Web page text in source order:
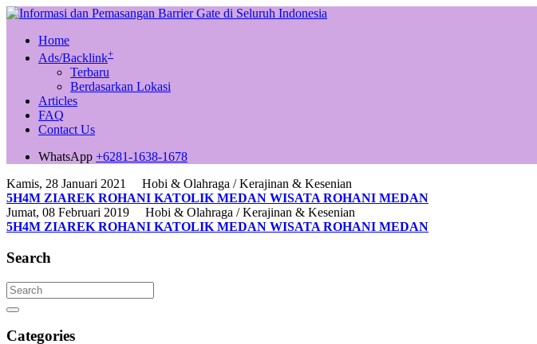
Home
Ads/Backlink+
Terbaru
Berdasarkan Lokasi
Articles
FAQ
Contact Us
WhatsApp +6281-1638-1678
Kamis, 28 Januari 2021 Hobi & Olahraga / Kerajinan & Kesenian
5H4M ZIAREK ROHANI KATOLIK MEDAN WISATA ROHANI MEDAN
Jumat, 08 Februari 2019 Hobi & Olahraga / Kerajinan & Kesenian
5H4M ZIAREK ROHANI KATOLIK MEDAN WISATA ROHANI MEDAN
Search
Categories